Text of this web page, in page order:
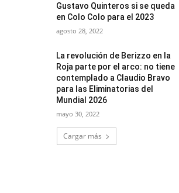
Gustavo Quinteros si se queda
en Colo Colo para el 2023
agosto 28, 2022
La revolución de Berizzo en la
Roja parte por el arco: no tiene
contemplado a Claudio Bravo
para las Eliminatorias del
Mundial 2026
mayo 30, 2022
Cargar más